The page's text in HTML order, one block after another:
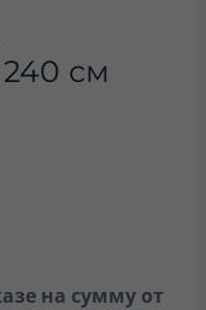
см
на сумму от